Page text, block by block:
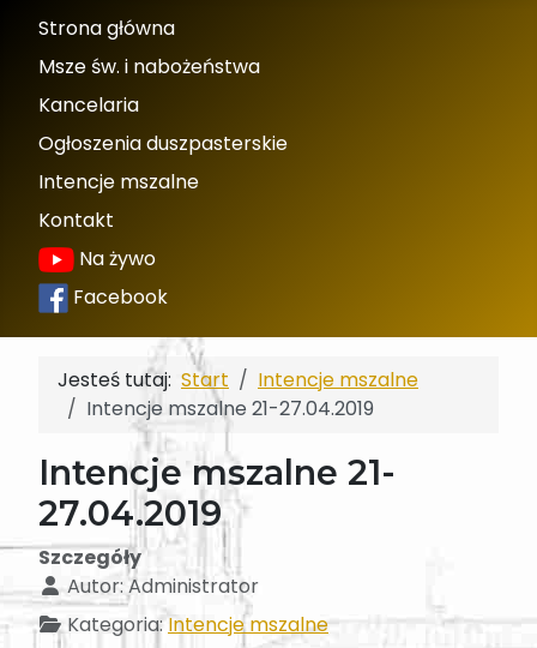
Strona główna
Msze św. i nabożeństwa
Kancelaria
Ogłoszenia duszpasterskie
Intencje mszalne
Kontakt
Na żywo
Facebook
Jesteś tutaj: Start
Intencje mszalne
Intencje mszalne 21-27.04.2019
Intencje mszalne 21-
27.04.2019
Szczegóły
Autor: Administrator
Kategoria:Intencje mszalne